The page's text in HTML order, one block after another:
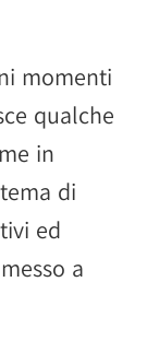
momenti
qualche
in
di
ed
a